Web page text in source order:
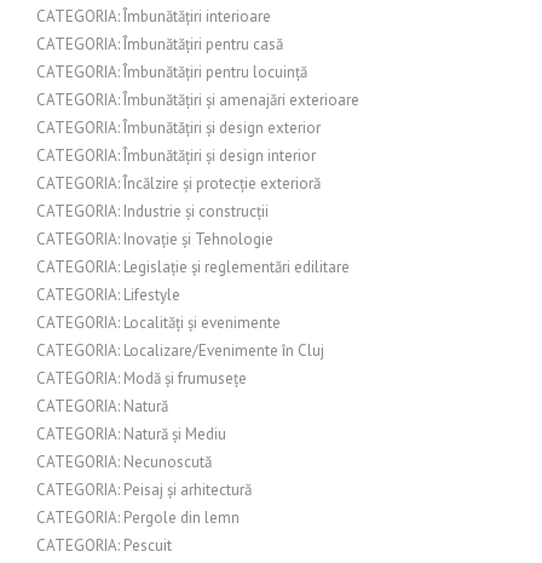
CATEGORIA: Îmbunătățiri interioare
CATEGORIA: Îmbunătățiri pentru casă
CATEGORIA: Îmbunătățiri pentru locuință
CATEGORIA: Îmbunătățiri și amenajări exterioare
CATEGORIA: Îmbunătățiri și design exterior
CATEGORIA: Îmbunătățiri și design interior
CATEGORIA: Încălzire și protecție exterioră
CATEGORIA: Industrie și construcții
CATEGORIA: Inovație și Tehnologie
CATEGORIA: Legislație și reglementări edilitare
CATEGORIA: Lifestyle
CATEGORIA: Localități și evenimente
CATEGORIA: Localizare/Evenimente în Cluj
CATEGORIA: Modă și frumusețe
CATEGORIA: Natură
CATEGORIA: Natură și Mediu
CATEGORIA: Necunoscută
CATEGORIA: Peisaj și arhitectură
CATEGORIA: Pergole din lemn
CATEGORIA: Pescuit